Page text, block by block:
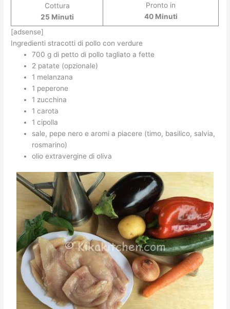
Cottura
25 Minuti
Pronto in
40 Minuti
[adsense]
Ingredienti stracotti di pollo con verdure
700 g di petto di pollo tagliato a fette
2 patate (opzionale)
1 melanzana
1 peperone
1 zucchina
1 carota
1 cipolla
sale, pepe nero e aromi a piacere (timo, basilico, salvia,
rosmarino)
olio extravergine di oliva